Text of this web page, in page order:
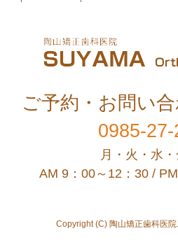
ご予約・お問い
0985-
月・火・水
AM 9：00～12：30 /
Copyright (C) 陶山矯正歯科医